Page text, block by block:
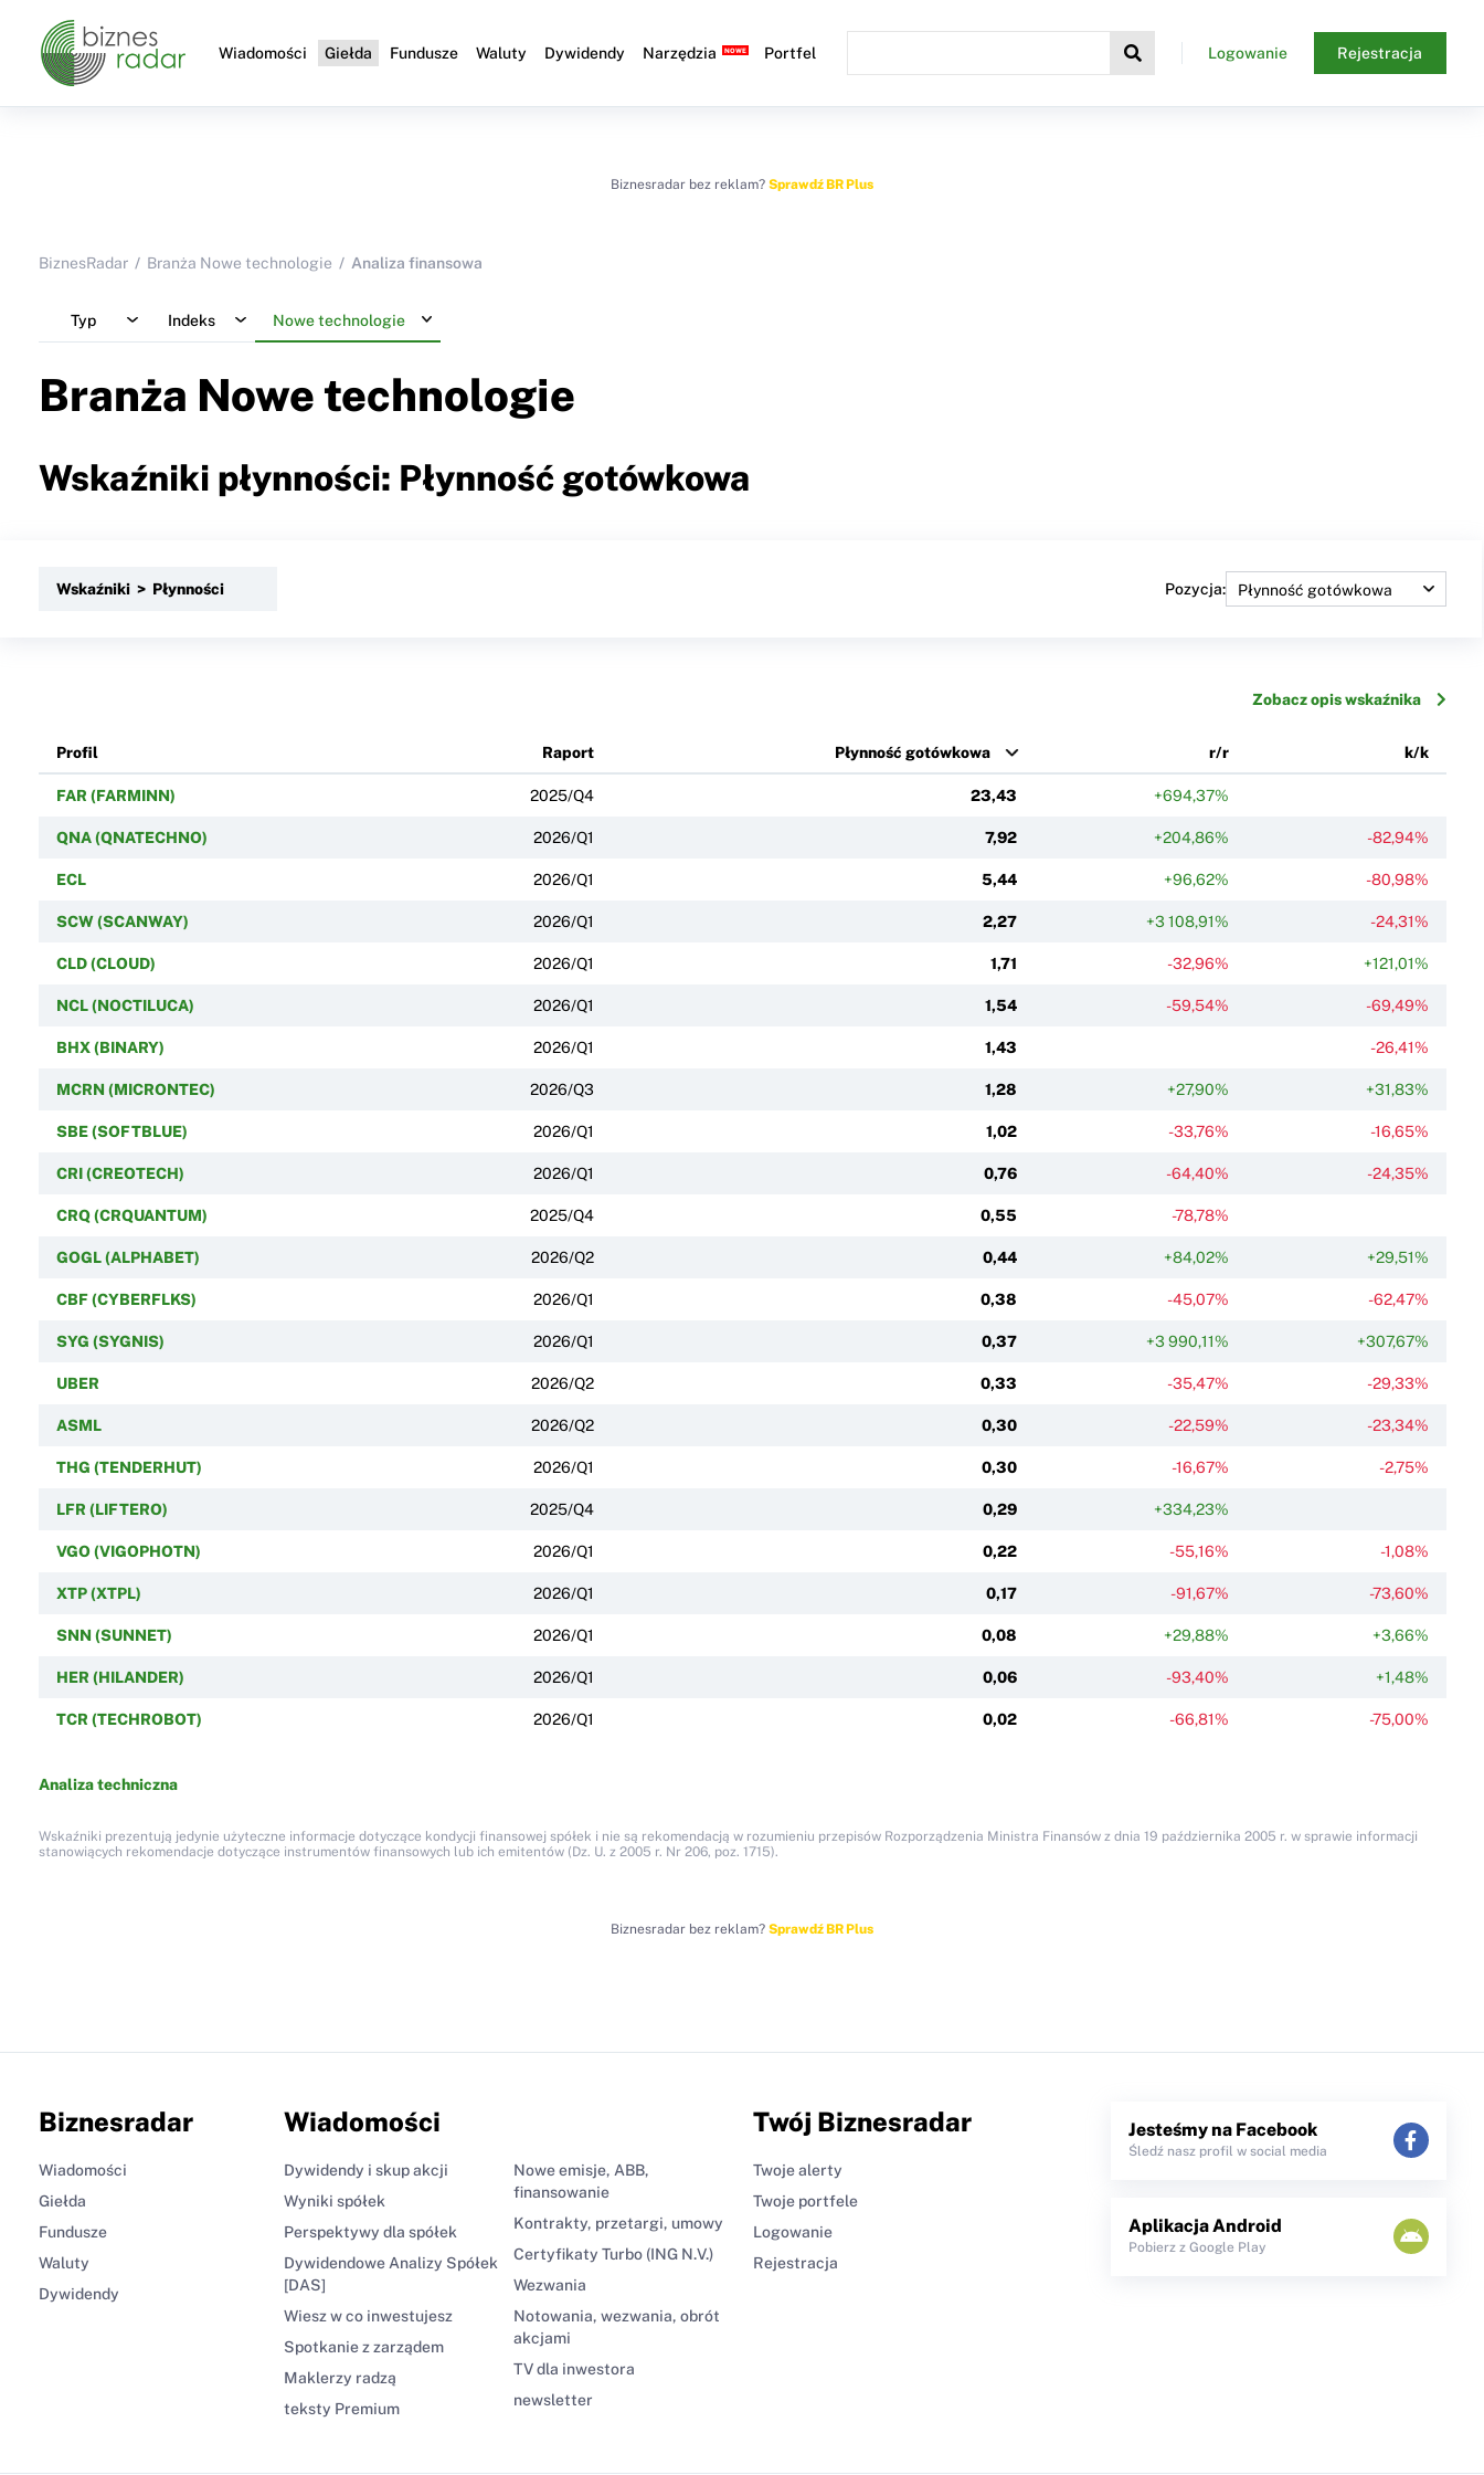
Wiadomości Giełda Fundusze Waluty Dywidendy Narzędzia Portfel Logowanie Rejestracja
Biznesradar bez reklam? Sprawdź BR Plus
BiznesRadar Branża Nowe technologie Analiza finansowa
Typ Indeks Nowe technologie
Branża Nowe technologie
Wskaźniki płynności: Płynność gotówkowa
Wskaźniki > Płynności Pozycja:
Zobacz opis wskaźnika
Profil Raport Płynność gotówkowa r/r k/k
FAR (FARMINN) 2025/Q4 23,43 +694,37%
QNA (QNATECHNO) 2026/Q1 7,92 +204,86% -82,94%
ECL 2026/Q1 5,44 +96,62% -80,98%
SCW (SCANWAY) 2026/Q1 2,27 +3 108,91% -24,31%
CLD (CLOUD) 2026/Q1 1,71 -32,96% +121,01%
NCL (NOCTILUCA) 2026/Q1 1,54 -59,54% -69,49%
BHX (BINARY) 2026/Q1 1,43 -26,41%
MCRN (MICRONTEC) 2026/Q3 1,28 +27,90% +31,83%
SBE (SOFTBLUE) 2026/Q1 1,02 -33,76% -16,65%
CRI (CREOTECH) 2026/Q1 0,76 -64,40% -24,35%
CRQ (CRQUANTUM) 2025/Q4 0,55 -78,78%
GOGL (ALPHABET) 2026/Q2 0,44 +84,02% +29,51%
CBF (CYBERFLKS) 2026/Q1 0,38 -45,07% -62,47%
SYG (SYGNIS) 2026/Q1 0,37 +3 990,11% +307,67%
UBER 2026/Q2 0,33 -35,47% -29,33%
ASML 2026/Q2 0,30 -22,59% -23,34%
THG (TENDERHUT) 2026/Q1 0,30 -16,67% -2,75%
LFR (LIFTERO) 2025/Q4 0,29 +334,23%
VGO (VIGOPHOTN) 2026/Q1 0,22 -55,16% -1,08%
XTP (XTPL) 2026/Q1 0,17 -91,67% -73,60%
SNN (SUNNET) 2026/Q1 0,08 +29,88% +3,66%
HER (HILANDER) 2026/Q1 0,06 -93,40% +1,48%
TCR (TECHROBOT) 2026/Q1 0,02 -66,81% -75,00%
Analiza techniczna
Wskaźniki prezentują jedynie użyteczne informacje dotyczące kondycji finansowej spółek i nie są rekomendacją w rozumieniu przepisów Rozporządzenia Ministra Finansów z dnia 19 października 2005 r. w sprawie informacji
stanowiących rekomendacje dotyczące instrumentów finansowych lub ich emitentów (Dz. U. z 2005 r. Nr 206, poz. 1715).
Biznesradar bez reklam? Sprawdź BR Plus
Biznesradar
Wiadomości
Giełda
Fundusze
Waluty
Dywidendy
Wiadomości
Dywidendy i skup akcji
Wyniki spółek
Perspektywy dla spółek
Dywidendowe Analizy Spółek
[DAS]
Wiesz w co inwestujesz
Spotkanie z zarządem
Maklerzy radzą
teksty Premium
Nowe emisje, ABB,
finansowanie
Kontrakty, przetargi, umowy
Certyfikaty Turbo (ING N.V.)
Wezwania
Notowania, wezwania, obrót
akcjami
TV dla inwestora
newsletter
Twój Biznesradar
Twoje alerty
Twoje portfele
Logowanie
Rejestracja
Jesteśmy na Facebook
Śledź nasz profil w social media
Aplikacja Android
Pobierz z Google Play